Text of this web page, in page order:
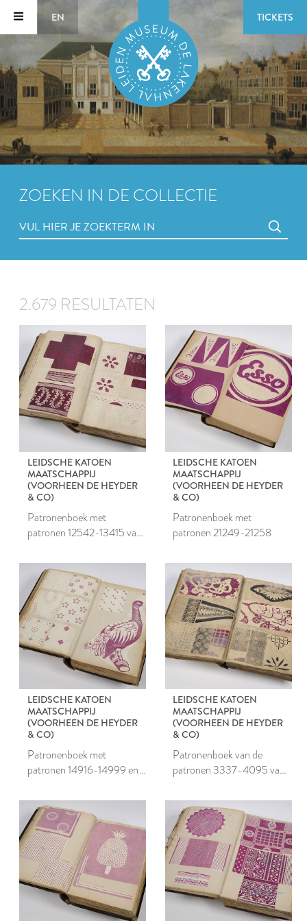
EN TICKETS
ZOEKEN IN DE COLLECTIE
2.679 RESULTATEN
LEIDSCHE KATOEN
MAATSCHAPPIJ
(VOORHEEN DE HEYDER
& CO)
Patronenboek met
patronen 12542-13415 van
Maatschappij
LEIDSCHE KATOEN
MAATSCHAPPIJ
(VOORHEEN DE HEYDER
& CO)
Patronenboek met
patronen 21249-21258
LEIDSCHE KATOEN
MAATSCHAPPIJ
(VOORHEEN DE HEYDER
& CO)
Patronenboek met
patronen 14916-14999 en
Leidsche Katoen
Maatschappij
LEIDSCHE KATOEN
MAATSCHAPPIJ
(VOORHEEN DE HEYDER
& CO)
Patronenboek van de
patronen 3337-4095 van
Maatschappij